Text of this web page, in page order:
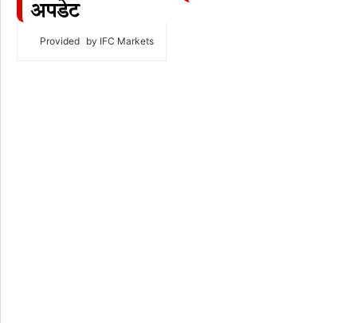
अपडेट
Provided by IFC Markets